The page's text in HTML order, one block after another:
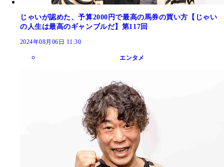
じゃいが認めた、予算2000円で最高の馬券の買い方【じゃい
の人生は最高のギャンブルだ】第117回
2024年08月06日 11:30
エンタメ